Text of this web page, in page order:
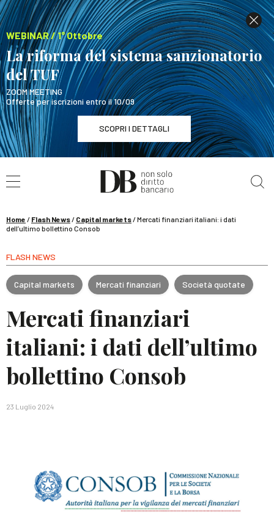
WEBINAR / 1° Ottobre
La riforma del sistema sanzionatorio
del TUF
ZOOM MEETING
Offerte per iscrizioni entro il 10/09
SCOPRI I DETTAGLI
WEBINAR / 1° Ottobre
La riforma del sistema sanzionatorio del TUF
Home / Flash News/ Capital markets/Mercati finanziari italiani: i dati
dell’ultimo bollettino Consob
FLASH NEWS
Capital markets Mercati finanziari Società quotate
Mercati finanziari
italiani: i dati dell’ultimo
bollettino Consob
23 Luglio 2024